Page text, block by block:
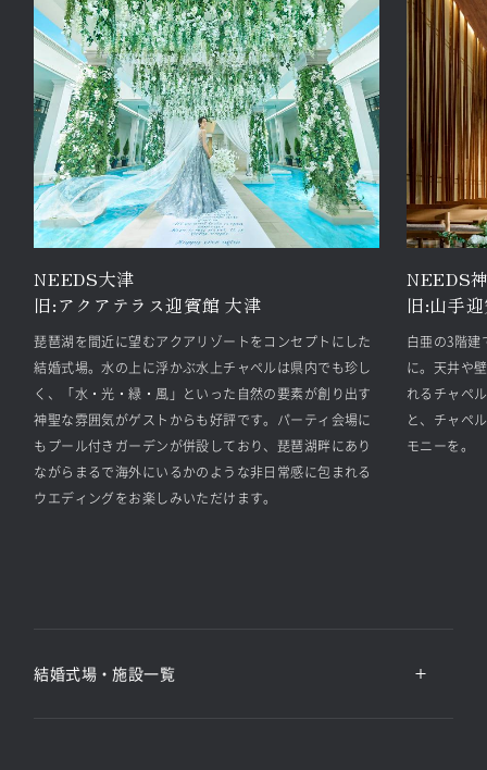
NEEDS大津
旧:アクアテラス迎賓館 大津
琵琶湖を間近に望むアクアリゾートをコンセプトにした
結婚式場。水の上に浮かぶ水上チャペルは県内でも珍し
く、「水・光・緑・風」といった自然の要素が創り出す
神聖な雰囲気がゲストからも好評です。パーティ会場に
もプール付きガーデンが併設しており、琵琶湖畔にあり
ながらまるで海外にいるかのような非日常感に包まれる
ウエディングをお楽しみいただけます。
NEEDS
旧:山手
白亜の3階
に。天井や
れるチャペ
と、チャペ
モニーを。
結婚式場・施設一覧